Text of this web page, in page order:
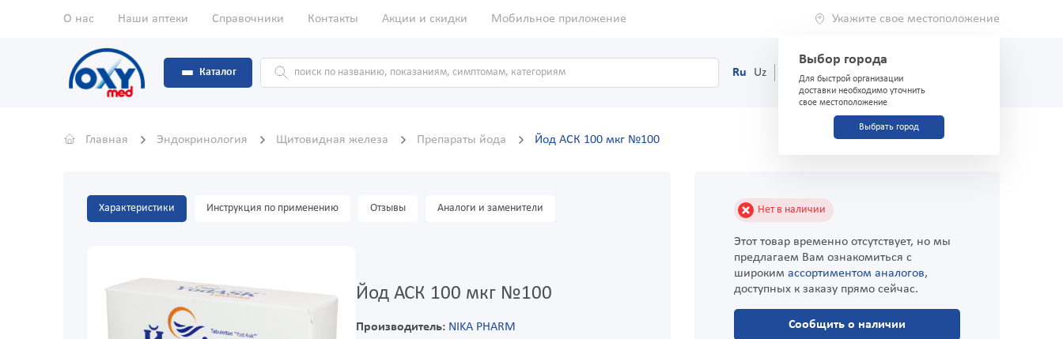
О нас Наши аптеки Справочники Контакты Акции и скидки Мобильное приложение Укажите свое местоположение
Выбор города
Для быстрой организации
доставки необходимо уточнить
свое местоположение
Выбрать город
Каталог Ru Uz (71) 200-03-03
Главная Эндокринология Щитовидная железа Препараты йода Йод АСК 100 мкг №100
Характеристики Инструкция по применению Отзывы Аналоги и заменители
Йод АСК 100 мкг №100
Производитель: NIKA PHARM
Нет в наличии
Этот товар временно отсутствует, но мы
предлагаем Вам ознакомиться с
широким ассортиментом аналогов,
доступных к заказу прямо сейчас.
Сообщить о наличии